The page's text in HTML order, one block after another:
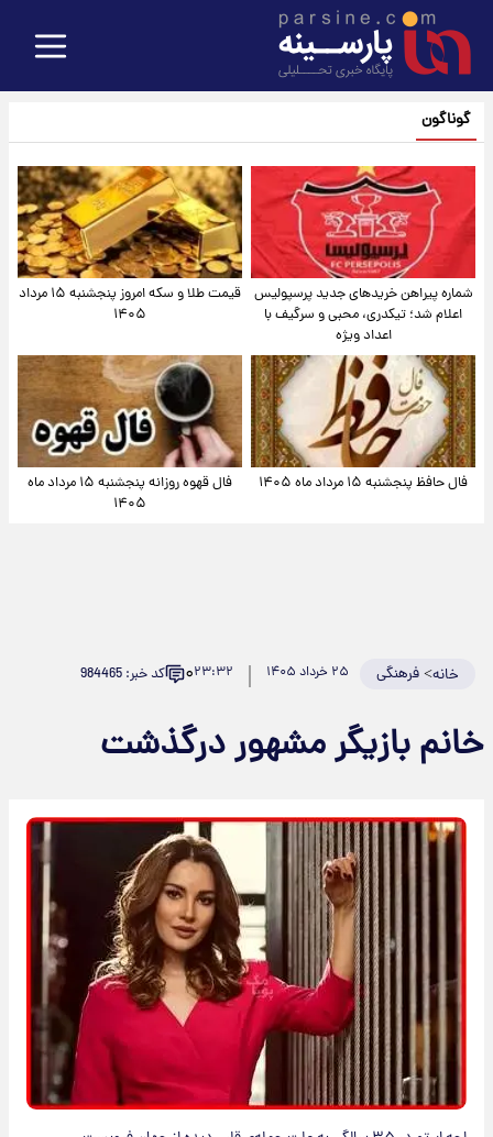
گوناگون
شماره پیراهن خریدهای جدید پرسپولیس
اعلام شد؛ تیکدری، محبی و سرگیف با
اعداد ویژه
قیمت طلا و سکه امروز پنجشنبه ۱۵ مرداد
۱۴۰۵
فال حافظ پنجشنبه ۱۵ مرداد ماه ۱۴۰۵
فال قهوه روزانه پنجشنبه ۱۵ مرداد ماه
۱۴۰۵
خانه>فرهنگی ۲۵ خرداد ۱۴۰۵ ۲۳:۳۲۰ کد خبر: 984465
خانم بازیگر مشهور درگذشت